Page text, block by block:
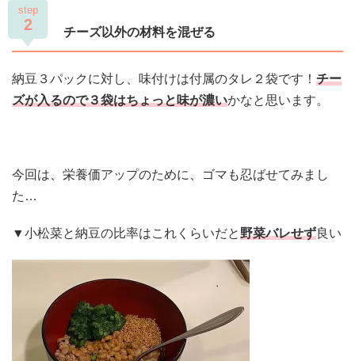
step
2 チーズ以外の材料を混ぜる
納豆３パックに対し、味付けは付属のタレ２袋です！ チー
ズが入るので３袋はちょっと味が濃いかなと思います。
今回は、栄養価アップのために、ゴマも忍ばせてみまし
た…
▼小松菜と納豆の比率はこれくらいだと野菜バレせず良い